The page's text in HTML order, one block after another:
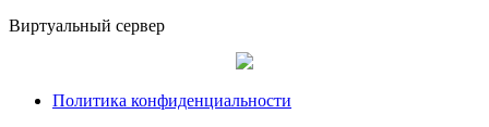
Виртуальный сервер
Политика конфиденциальности